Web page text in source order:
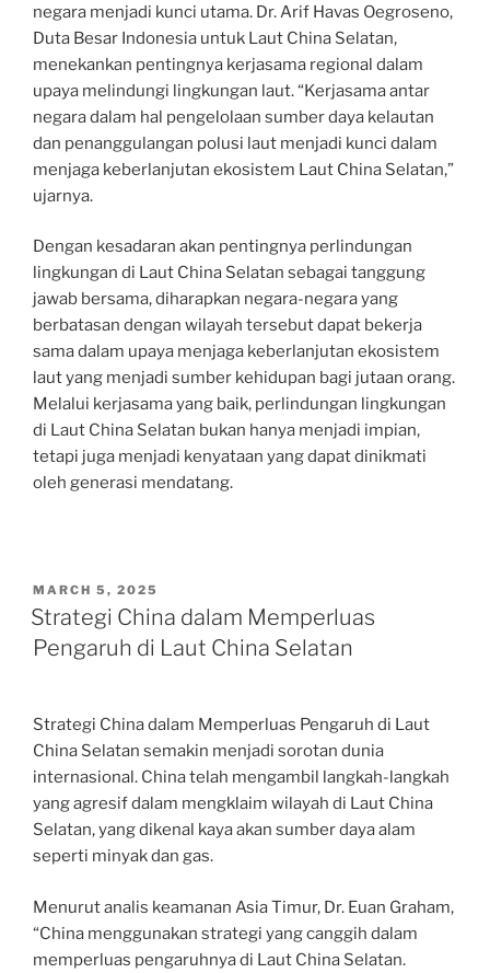
negara menjadi kunci utama. Dr. Arif Havas Oegroseno,
Duta Besar Indonesia untuk Laut China Selatan,
menekankan pentingnya kerjasama regional dalam
upaya melindungi lingkungan laut. “Kerjasama antar
negara dalam hal pengelolaan sumber daya kelautan
dan penanggulangan polusi laut menjadi kunci dalam
menjaga keberlanjutan ekosistem Laut China Selatan,”
ujarnya.
Dengan kesadaran akan pentingnya perlindungan
lingkungan di Laut China Selatan sebagai tanggung
jawab bersama, diharapkan negara-negara yang
berbatasan dengan wilayah tersebut dapat bekerja
sama dalam upaya menjaga keberlanjutan ekosistem
laut yang menjadi sumber kehidupan bagi jutaan orang.
Melalui kerjasama yang baik, perlindungan lingkungan
di Laut China Selatan bukan hanya menjadi impian,
tetapi juga menjadi kenyataan yang dapat dinikmati
oleh generasi mendatang.
POSTED
ON
MARCH 5, 2025
Strategi China dalam Memperluas
Pengaruh di Laut China Selatan
Strategi China dalam Memperluas Pengaruh di Laut
China Selatan semakin menjadi sorotan dunia
internasional. China telah mengambil langkah-langkah
yang agresif dalam mengklaim wilayah di Laut China
Selatan, yang dikenal kaya akan sumber daya alam
seperti minyak dan gas.
Menurut analis keamanan Asia Timur, Dr. Euan Graham,
“China menggunakan strategi yang canggih dalam
memperluas pengaruhnya di Laut China Selatan.